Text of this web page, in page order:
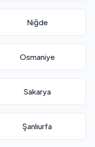
Niğde
Osmaniye
Sakarya
Şanlıurfa